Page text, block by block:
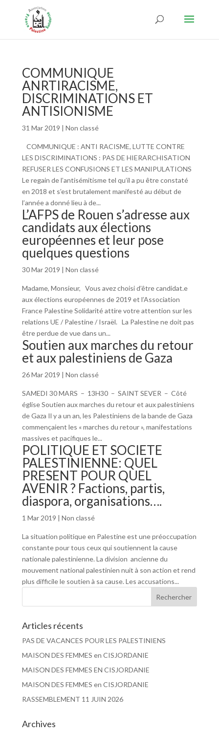
COMMUNIQUE
ANRTIRACISME,
DISCRIMINATIONS ET
ANTISIONISME
31 Mar 2019 | Non classé
COMMUNIQUE : ANTI RACISME, LUTTE CONTRE
LES DISCRIMINATIONS : PAS DE HIERARCHISATION
REFUSER LES CONFUSIONS ET LES MANIPULATIONS
Le regain de l’antisémitisme tel qu’il a pu être constaté
en 2018 et s’est brutalement manifesté au début de
l’année a donné lieu à de...
L’AFPS de Rouen s’adresse aux
candidats aux élections
européennes et leur pose
quelques questions
30 Mar 2019 | Non classé
Madame, Monsieur, Vous avez choisi d’être candidat.e
aux élections européennes de 2019 et l’Association
France Palestine Solidarité attire votre attention sur les
relations UE / Palestine / Israël. La Palestine ne doit pas
être perdue de vue dans un...
Soutien aux marches du retour
et aux palestiniens de Gaza
26 Mar 2019 | Non classé
SAMEDI 30 MARS – 13H30 – SAINT SEVER – Côté
église Soutien aux marches du retour et aux palestiniens
de Gaza Il y a un an, les Palestiniens de la bande de Gaza
commençaient les « marches du retour », manifestations
massives et pacifiques le...
POLITIQUE ET SOCIETE
PALESTINIENNE: QUEL
PRESENT POUR QUEL
AVENIR ? Factions, partis,
diaspora, organisations….
1 Mar 2019 | Non classé
La situation politique en Palestine est une préoccupation
constante pour tous ceux qui soutiennent la cause
nationale palestinienne. La division ancienne du
mouvement national palestinien nuit à son action et rend
plus difficile le soutien à sa cause. Les accusations...
Articles récents
PAS DE VACANCES POUR LES PALESTINIENS
MAISON DES FEMMES en CISJORDANIE
MAISON DES FEMMES EN CISJORDANIE
MAISON DES FEMMES en CISJORDANIE
RASSEMBLEMENT 11 JUIN 2026
Archives